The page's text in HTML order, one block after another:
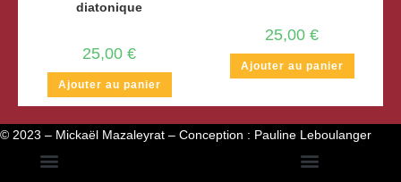
diatonique
25,00 €
Ajouter au panier
25,00 €
Ajouter au panier
© 2023 – Mickaël Mazaleyrat – Conception : Pauline Leboulanger